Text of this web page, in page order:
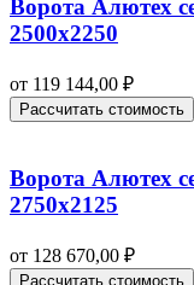
Ворота Алютех
2500х2250
от 119 144,00 ₽
Рассчитать стоимость
Ворота Алютех
2750х2125
от 128 670,00 ₽
Рассчитать стоимость